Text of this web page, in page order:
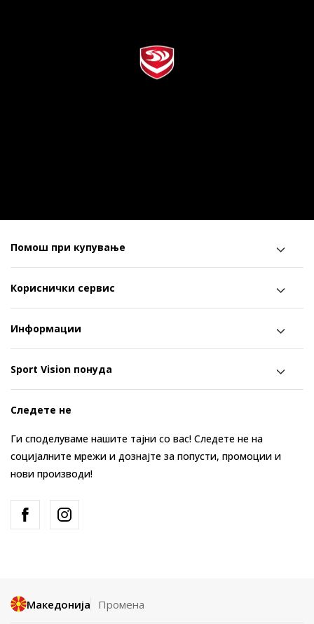
Помош при купување
Кориснички сервис
Информации
Sport Vision понуда
Следете не
Ги споделуваме нашите тајни со вас! Следете не на
социјалните мрежи и дознајте за попусти, промоции и
нови производи!
Македонија Промена